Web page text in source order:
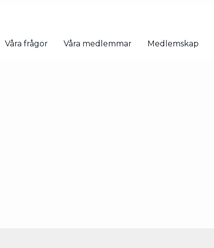
Våra frågor Våra medlemmar Medlemskap